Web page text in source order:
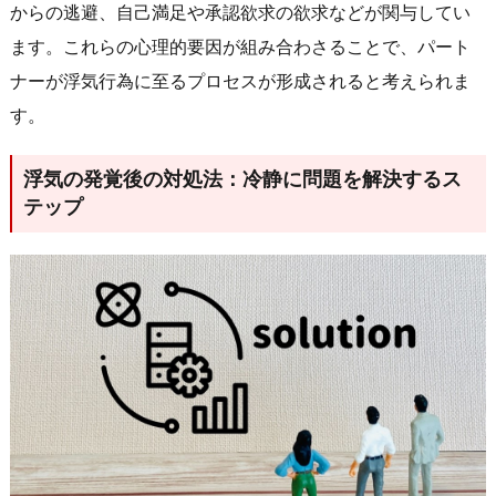
からの逃避、自己満足や承認欲求の欲求などが関与してい
ます。これらの心理的要因が組み合わさることで、パート
ナーが浮気行為に至るプロセスが形成されると考えられま
す。
浮気の発覚後の対処法：冷静に問題を解決するス
テップ